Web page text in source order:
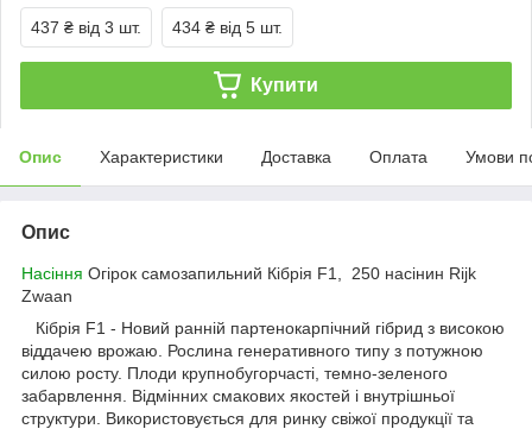
437 ₴ від 3 шт. 434 ₴ від 5 шт.
Купити
Опис Характеристики Доставка Оплата Умови
Опис
Насіння Огірок самозапильний Кібрія F1, 250 насінин Rijk
Zwaan
Кібрія F1 - Новий ранній партенокарпічний гібрид з високою
віддачею врожаю. Рослина генеративного типу з потужною
силою росту. Плоди крупнобугорчасті, темно-зеленого
забарвлення. Відмінних смакових якостей і внутрішньої
структури. Використовується для ринку свіжої продукції та